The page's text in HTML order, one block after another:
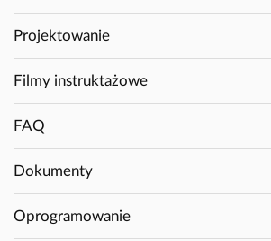
Projektowanie
Filmy instruktażowe
FAQ
Dokumenty
Oprogramowanie